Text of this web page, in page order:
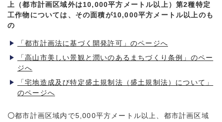
上（都市計画区域外は10,000平方メートル以上）第2種特定
工作物については、その面積が10,000平方メートル以上のも
の
「都市計画法に基づく開発許可」のページへ
「高山市美しい景観と潤いのあるまちづくり条例」のペー
ジへ
「宅地造成及び特定盛土規制法（盛土規制法）について」
のページへ
〇都市計画区域内で5,000平方メートル以上、都市計画区域